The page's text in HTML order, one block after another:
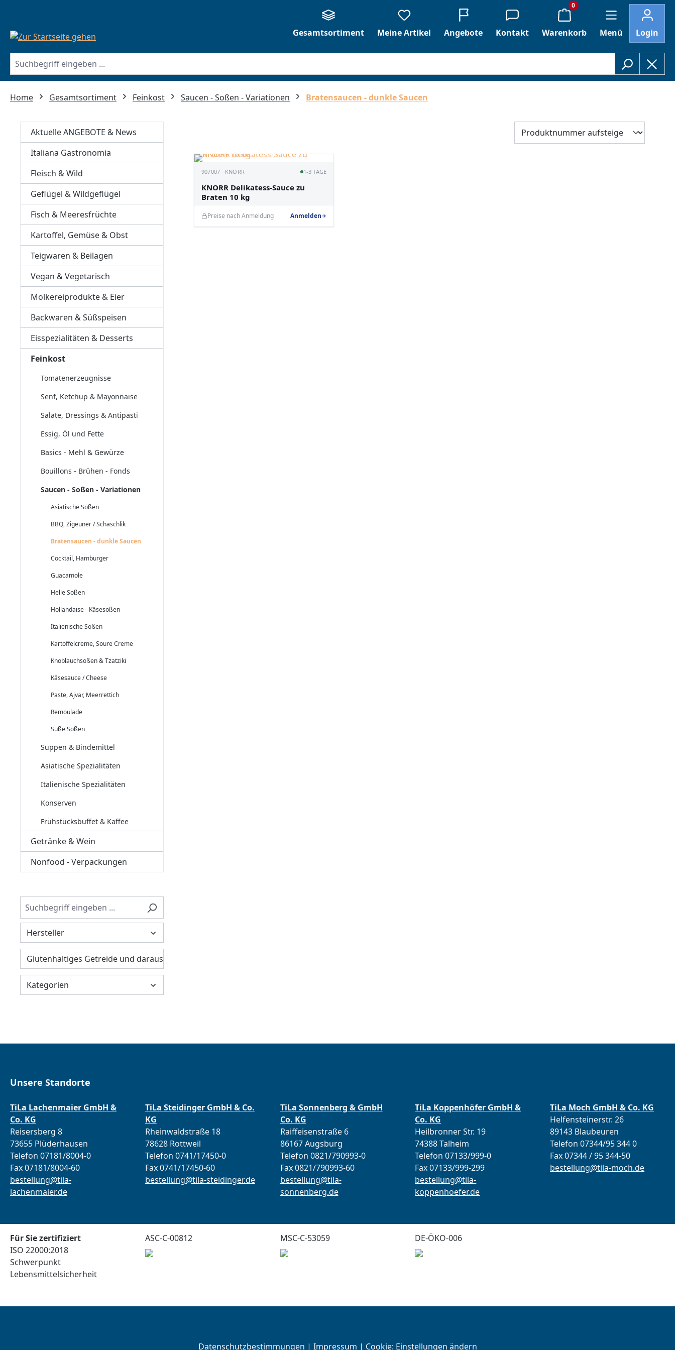
Gesamtsortiment
Meine Artikel Angebote Kontakt
0
Warenkorb Menü Login
Home Gesamtsortiment Feinkost Saucen - Soßen - Variationen Bratensaucen - dunkle Saucen
Aktuelle ANGEBOTE & News
Italiana Gastronomia
Fleisch & Wild
Geflügel & Wildgeflügel
Fisch & Meeresfrüchte
Kartoffel, Gemüse & Obst
Teigwaren & Beilagen
Vegan & Vegetarisch
Molkereiprodukte & Eier
Backwaren & Süßspeisen
Eisspezialitäten & Desserts
Feinkost
Tomatenerzeugnisse
Senf, Ketchup & Mayonnaise
Salate, Dressings & Antipasti
Essig, Öl und Fette
Basics - Mehl & Gewürze
Bouillons - Brühen - Fonds
Saucen - Soßen - Variationen
Asiatische Soßen
BBQ, Zigeuner / Schaschlik
Bratensaucen - dunkle Saucen
Cocktail, Hamburger
Guacamole
Helle Soßen
Hollandaise - Käsesoßen
Italienische Soßen
Kartoffelcreme, Soure Creme
Knoblauchsoßen & Tzatziki
Käsesauce / Cheese
Paste, Ajvar, Meerrettich
Remoulade
Süße Soßen
Suppen & Bindemittel
Asiatische Spezialitäten
Italienische Spezialitäten
Konserven
Frühstücksbuffet & Kaffee
Getränke & Wein
Nonfood - Verpackungen
Hersteller
Glutenhaltiges Getreide und daraus hergestellte Erzeugnisse
Kategorien
907007 · KNORR 1-3 TAGE
KNORR Delikatess-Sauce zu
Braten 10 kg
Preise nach Anmeldung Anmelden
Unsere Standorte
TiLa Lachenmaier GmbH &
Co. KG
Reisersberg 8
73655 Plüderhausen
Telefon 07181/8004-0
Fax 07181/8004-60
bestellung@tila-
lachenmaier.de
TiLa Steidinger GmbH & Co.
KG
Rheinwaldstraße 18
78628 Rottweil
Telefon 0741/17450-0
Fax 0741/17450-60
bestellung@tila-steidinger.de
TiLa Sonnenberg & GmbH
Co. KG
Raiffeisenstraße 6
86167 Augsburg
Telefon 0821/790993-0
Fax 0821/790993-60
bestellung@tila-
sonnenberg.de
TiLa Koppenhöfer GmbH &
Co. KG
Heilbronner Str. 19
74388 Talheim
Telefon 07133/999-0
Fax 07133/999-299
bestellung@tila-
koppenhoefer.de
TiLa Moch GmbH & Co. KG
Helfensteinerstr. 26
89143 Blaubeuren
Telefon 07344/95 344 0
Fax 07344 / 95 344-50
bestellung@tila-moch.de
Für Sie zertifiziert
ISO 22000:2018
Schwerpunkt
Lebensmittelsicherheit
ASC-C-00812 MSC-C-53059 DE-ÖKO-006
Datenschutzbestimmungen | Impressum | Cookie: Einstellungen ändern